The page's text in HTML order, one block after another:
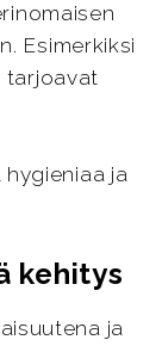
Esimerkiksi
tarjoavat
ja
kehitys
ja